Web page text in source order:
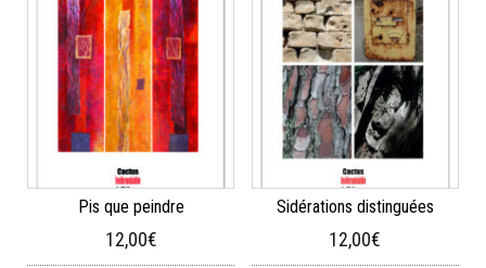
Pis que peindre
12,00€
Sidérations distinguées
12,00€